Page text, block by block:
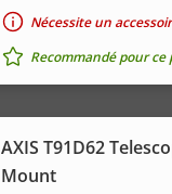
Nécessite un
Recommandé pour ce
AXIS T91D62
Mount